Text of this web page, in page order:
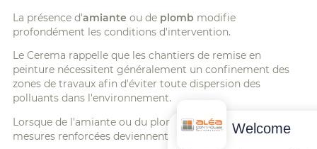
La présence d'amiante ou de plomb modifie
profondément les conditions d'intervention.
Le Cerema rappelle que les chantiers de remise en
peinture nécessitent généralement un confinement des
zones de travaux afin d'éviter toute dispersion des
polluants dans l'environnement.
Lorsque de l'amiante ou du plomb est identifié, des
mesures renforcées deviennent nécessaires :
Welcome